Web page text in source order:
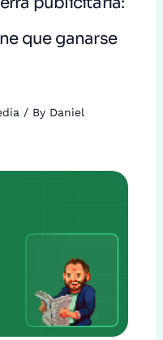
que ganarse
/ By Daniel